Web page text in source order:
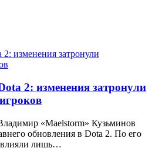
2: изменения затронули
«Maelstorm» Кузьминов
обновления в Dota 2. По его
лишь…